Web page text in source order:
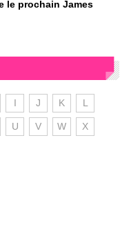
le prochain James
I J K L
U V W X